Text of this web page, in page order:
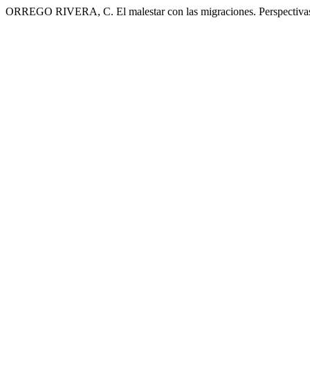
ORREGO RIVERA, C. El malestar con las migraciones.